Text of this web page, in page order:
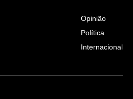
Opinião
Política
Internacional